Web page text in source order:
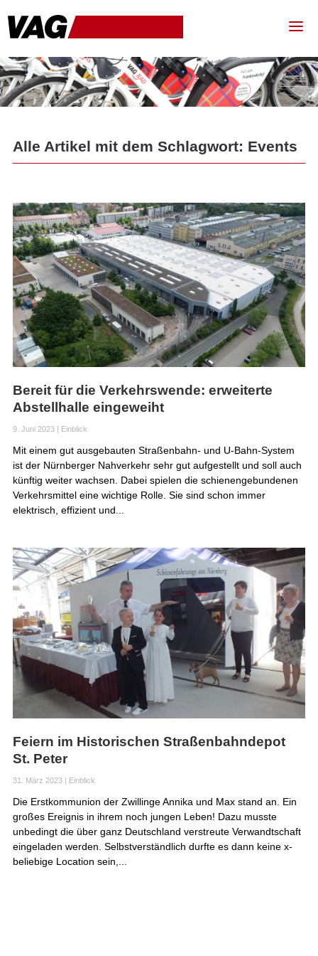
Alle Artikel mit dem Schlagwort: Events
Bereit für die Verkehrswende: erweiterte
Abstellhalle eingeweiht
9. Juni 2023| Einblick
Mit einem gut ausgebauten Straßenbahn- und U-Bahn-System
ist der Nürnberger Nahverkehr sehr gut aufgestellt und soll auch
künftig weiter wachsen. Dabei spielen die schienengebundenen
Verkehrsmittel eine wichtige Rolle. Sie sind schon immer
elektrisch, effizient und...
Feiern im Historischen Straßenbahndepot
St. Peter
31. März 2023| Einblick
Die Erstkommunion der Zwillinge Annika und Max stand an. Ein
großes Ereignis in ihrem noch jungen Leben! Dazu musste
unbedingt die über ganz Deutschland verstreute Verwandtschaft
eingeladen werden. Selbstverständlich durfte es dann keine x-
beliebige Location sein,...